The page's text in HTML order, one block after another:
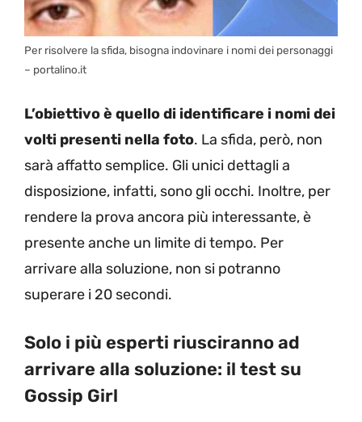
Per risolvere la sfida, bisogna indovinare i nomi dei personaggi
– portalino.it
L’obiettivo è quello di identificare i nomi dei
volti presenti nella foto. La sfida, però, non
sarà affatto semplice. Gli unici dettagli a
disposizione, infatti, sono gli occhi. Inoltre, per
rendere la prova ancora più interessante, è
presente anche un limite di tempo. Per
arrivare alla soluzione, non si potranno
superare i 20 secondi.
Solo i più esperti riusciranno ad
arrivare alla soluzione: il test su
Gossip Girl